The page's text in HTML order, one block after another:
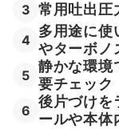
3 常用吐出圧
4
多用途に使
やターボノ
5
静かな環境
要チェック
6
後片づけを
ールや本体